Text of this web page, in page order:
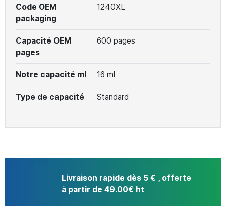
Code OEM
packaging
1240XL
Capacité OEM
pages
600 pages
Notre capacité ml 16 ml
Type de capacité Standard
Livraison rapide dès 5 € , offerte
à partir de 49.00€ ht